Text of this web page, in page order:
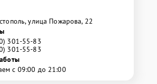
улица Пожарова, 22
301-55-83
301-55-83
с 09:00 до 21:00